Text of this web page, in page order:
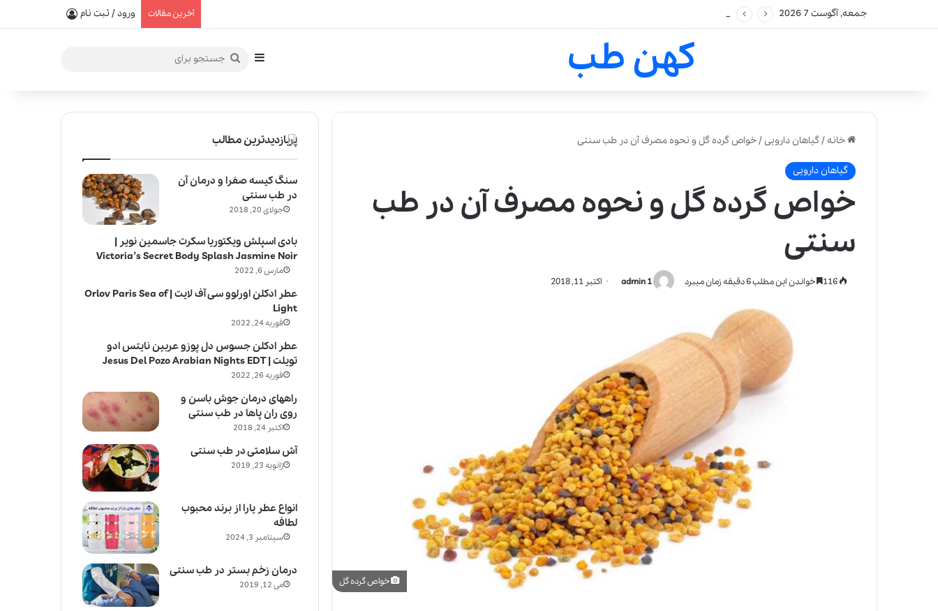
جمعه, آگوست 7 2026 آخرین مقالات ورود / ثبت نام
کهن طب سایدبارجستجو
خانه/ گیاهان دارویی/خواص گرده گل و نحوه مصرف آن در طب سنتی
گیاهان دارویی
خواص گرده گل و نحوه مصرف آن در طب
سنتی
admin 1 اکتبر 11, 2018 خواندن این مطلب 6 دقیقه زمان میبرد
خواص گرده گل
پربازدیدترین مطالب
سنگ کیسه صفرا و درمان آن
در طب سنتی
جولای 20, 2018
بادی اسپلش ویکتوریا سکرت جاسمین نویر |
Victoria’s Secret Body Splash Jasmine Noir
مارس 6, 2022
عطر ادکلن اورلوو سی آف لایت | Orlov Paris Sea of
Light
فوریه 24, 2022
عطر ادکلن جسوس دل پوزو عربین نایتس ادو
تویلت | Jesus Del Pozo Arabian Nights EDT
فوریه 26, 2022
راههای درمان جوش باسن و
روی ران پاها در طب سنتی
اکتبر 24, 2018
آش سلامتی در طب سنتی
ژانویه 23, 2019
انواع عطر یارا از برند محبوب
لطافه
سپتامبر 3, 2024
درمان زخم بستر در طب سنتی
می 12, 2019